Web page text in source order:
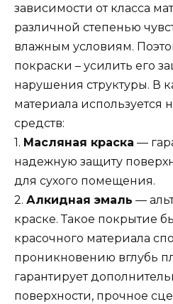
зависимости от класса
различной степенью
влажным условиям.
покраски – усилить его
нарушения структуры. В
материала используется
средств:
1. Масляная краска —
надежную защиту
для сухого помещения.
2. Алкидная эмаль —
краске. Такое покрытие
красочного материала
проникновению вглубь
гарантирует
поверхности, прочное